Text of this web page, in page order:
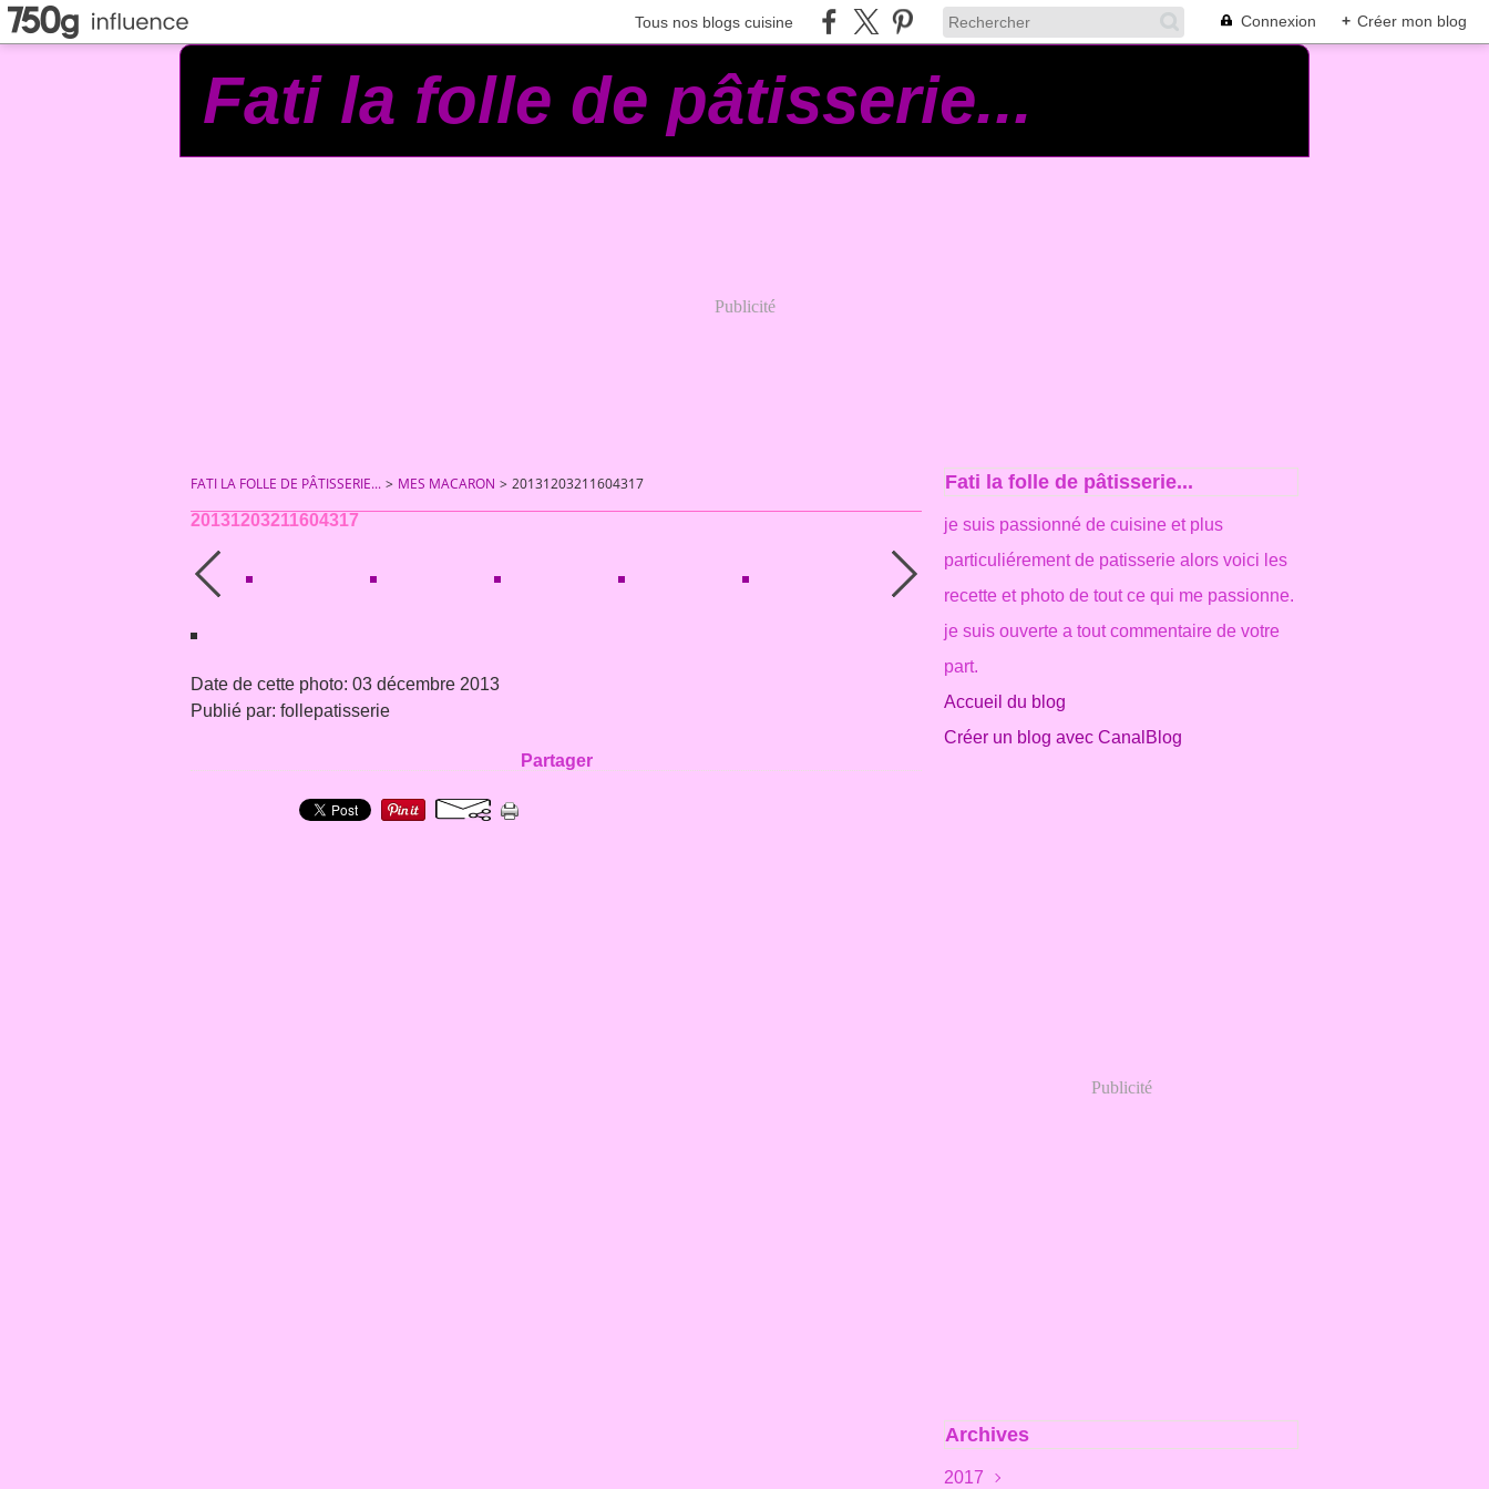
Tous nos blogs cuisine Connexion + Créer mon blog
Fati la folle de pâtisserie...
Publicité
FATI LA FOLLE DE PÂTISSERIE... > MES MACARON > 20131203211604317
20131203211604317
Date de cette photo: 03 décembre 2013
Publié par: follepatisserie
Partager
Fati la folle de pâtisserie...
je suis passionné de cuisine et plus
particuliérement de patisserie alors voici les
recette et photo de tout ce qui me passionne.
je suis ouverte a tout commentaire de votre
part.
Accueil du blog
Créer un blog avec CanalBlog
Publicité
Archives
2017